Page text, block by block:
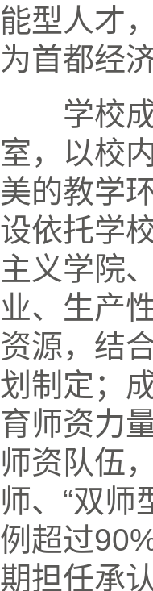
能型人才
为首都经
学校
室，以校
美的教学
设依托学
主义学院
业、生产
资源，结
划制定；
育师资力
师资队伍
师、“双师
例超过
期担任承